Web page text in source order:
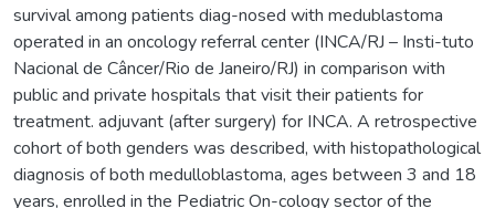
survival among patients diag-nosed with medublastoma
operated in an oncology referral center (INCA/RJ – Insti-tuto
Nacional de Câncer/Rio de Janeiro/RJ) in comparison with
public and private hospitals that visit their patients for
treatment. adjuvant (after surgery) for INCA. A retrospective
cohort of both genders was described, with histopathological
diagnosis of both medulloblastoma, ages between 3 and 18
years, enrolled in the Pediatric On-cology sector of the